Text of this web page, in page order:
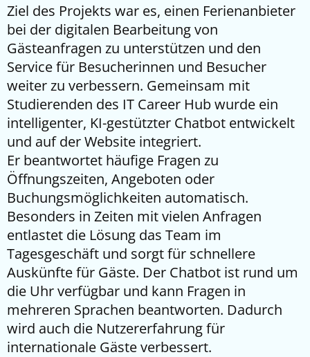
Ziel des Projekts war es, einen Ferienanbieter
bei der digitalen Bearbeitung von
Gästeanfragen zu unterstützen und den
Service für Besucherinnen und Besucher
weiter zu verbessern. Gemeinsam mit
Studierenden des IT Career Hub wurde ein
intelligenter, KI-gestützter Chatbot entwickelt
und auf der Website integriert.
Er beantwortet häufige Fragen zu
Öffnungszeiten, Angeboten oder
Buchungsmöglichkeiten automatisch.
Besonders in Zeiten mit vielen Anfragen
entlastet die Lösung das Team im
Tagesgeschäft und sorgt für schnellere
Auskünfte für Gäste. Der Chatbot ist rund um
die Uhr verfügbar und kann Fragen in
mehreren Sprachen beantworten. Dadurch
wird auch die Nutzererfahrung für
internationale Gäste verbessert.